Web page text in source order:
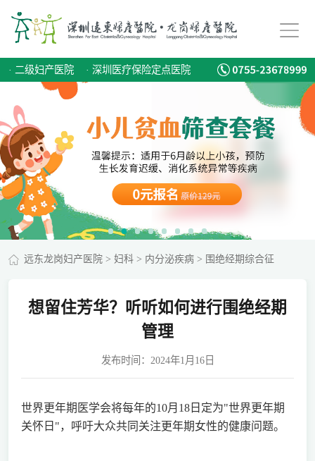
· 二级妇产医院 · 深圳医疗保险定点医院
远东龙岗妇产医院> 妇科> 内分泌疾病> 围绝经期综合征
想留住芳华？听听如何进行围绝经期
管理
发布时间：2024年1月16日
世界更年期医学会将每年的10月18日定为"世界更年期
关怀日"，呼吁大众共同关注更年期女性的健康问题。